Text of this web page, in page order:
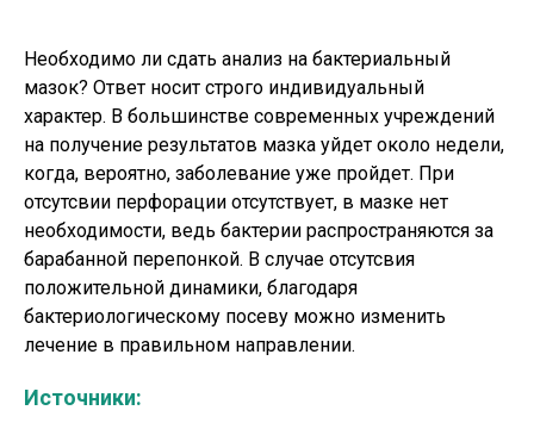
Необходимо ли сдать анализ на бактериальный
мазок? Ответ носит строго индивидуальный
характер. В большинстве современных учреждений
на получение результатов мазка уйдет около недели,
когда, вероятно, заболевание уже пройдет. При
отсутсвии перфорации отсутствует, в мазке нет
необходимости, ведь бактерии распространяются за
барабанной перепонкой. В случае отсутсвия
положительной динамики, благодаря
бактериологическому посеву можно изменить
лечение в правильном направлении.
Источники: